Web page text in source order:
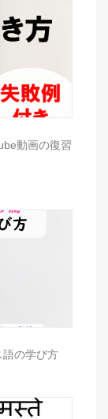
動画の復習
語の学び方